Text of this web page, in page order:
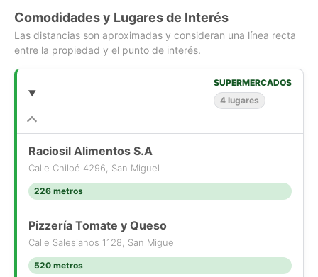
Piscina
Si compras con nosotros, te brindamos asesoría personalizada
durante todo el proceso.
Comodidades y Lugares de Interés
Las distancias son aproximadas y consideran una línea recta
entre la propiedad y el punto de interés.
SUPERMERCADOS
4 lugares
Raciosil Alimentos S.A
Calle Chiloé 4296, San Miguel
226 metros
Pizzería Tomate y Queso
Calle Salesianos 1128, San Miguel
520 metros